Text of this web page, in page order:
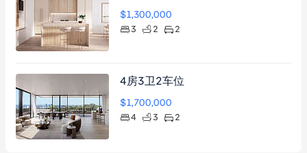
$1,300,000
3 2 2
4房3卫2车位
$1,700,000
4 3 2